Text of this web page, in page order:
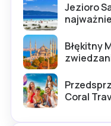
Jezioro
Błękitny
Coral